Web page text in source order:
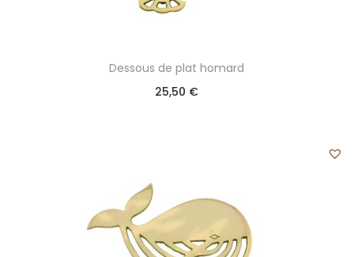
Dessous de plat homard
25,50 €